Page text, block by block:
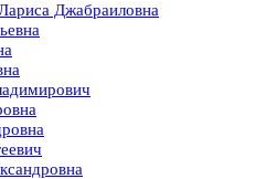
Джабраиловна